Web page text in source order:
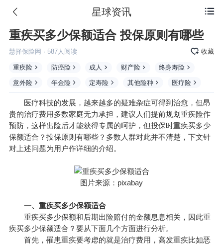
 星球资讯
重疾买多少保额适合 投保原则有哪些
慧择保险网 · 587人阅读 收藏
重疾险 防癌险 成人 财产险 终身寿险
意外险 年金险 定寿险 其他险种 医疗险
医疗科技的发展，越来越多的疑难杂症可得到治愈，但昂
贵的治疗费用多数家庭无力承担，建议人们提前规划重疾险作
预防，这样出险后才能获得专属的呵护，但投保时重疾买多少
保额适合？投保原则有哪些？多数人群对此并不清楚，下文针
对上述问题为用户作详细的介绍。
图片来源：pixabay
一、重疾买多少保额适合
重疾买多少保额和后期出险赔付的金额息息相关，因此重
疾买多少保额适合？要从下面几个方面进行分析。
首先，罹患重疾要考虑的就是治疗费用，高发重疾比如恶